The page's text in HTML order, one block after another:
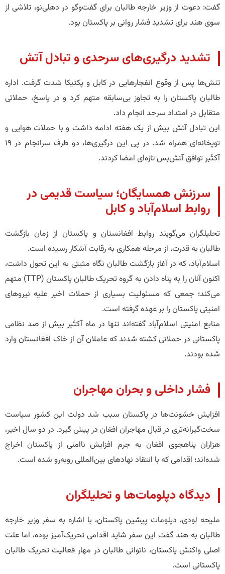
گفت: دعوت از وزیر خارجه طالبان برای گفت‌وگو در دهلی‌نو، تلاشی از
سوی هند برای تشدید فشار روانی بر پاکستان بود.
تشدید درگیری‌های سرحدی و تبادل آتش
تنش‌ها پس از وقوع انفجارهایی در کابل و پکتیکا شدت گرفت. اداره
طالبان پاکستان را به تجاوز بی‌سابقه متهم کرد و در پاسخ، حملاتی
متقابل در امتداد سرحد انجام داد.
این تبادل آتش بیش از یک هفته ادامه داشت و با حملات هوایی و
توپخانه‌ای همراه شد. در پی این درگیری‌ها، دو طرف سرانجام در ۱۹
آکتُبر توافق آتش‌بس تازه‌ای امضا کردند.
سرزنش همسایگان؛ سیاست قدیمی در
روابط اسلام‌آباد و کابل
تحلیلگران می‌گویند روابط افغانستان و پاکستان از زمان بازگشت
طالبان به قدرت، از مرحله همکاری به رقابت آشکار رسیده است.
اسلام‌آباد، که در آغاز بازگشت طالبان نگاه مثبتی به این تحول داشت،
اکنون آنان را به پناه دادن به گروه تحریک طالبان پاکستان (TTP) متهم
می‌کند؛ جمعی که مسئولیت بسیاری از حملات اخیر علیه نیروهای
امنیتی پاکستان را بر عهده گرفته است.
منابع امنیتی اسلام‌آباد گفته‌اند تنها در ماه آکتُبر بیش از صد نظامی
پاکستانی در حملاتی کشته شدند که عاملان آن از خاک افغانستان وارد
شده بودند.
فشار داخلی و بحران مهاجران
افزایش خشونت‌ها در پاکستان سبب شد دولت این کشور سیاست
سخت‌گیرانه‌تری در قبال مهاجران افغان در پیش گیرد. در دو سال اخیر،
هزاران پناهجوی افغان به جرم افزایش ناامنی از پاکستان اخراج
شده‌اند؛ اقدامی که با انتقاد نهادهای بین‌المللی روبه‌رو شده است.
دیدگاه دپلومات‌ها و تحلیلگران
ملیحه لودی، دپلومات پیشین پاکستان، با اشاره به سفر وزیر خارجه
طالبان به هند گفت این سفر شاید اقدامی تحریک‌آمیز بوده، اما علت
اصلی واکنش پاکستان، ناتوانی طالبان در مهار فعالیت تحریک طالبان
پاکستانی است.